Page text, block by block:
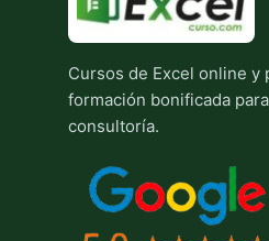
Cursos de Excel online y
formación bonificada
consultoría.